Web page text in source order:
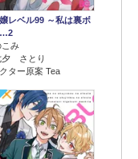
レベル99 ～私は裏ボ
…2
こみ
夕 さとり
ター原案 Tea